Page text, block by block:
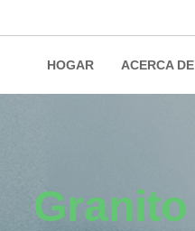
HOGAR ACERCA DE
Granito